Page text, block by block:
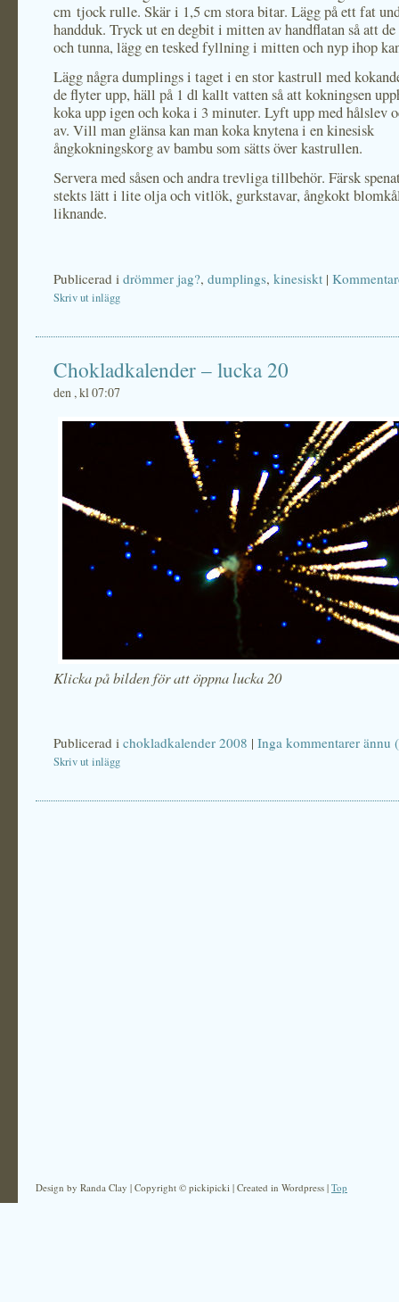
cm tjock rulle. Skär i 1,5 cm stora bitar. Lägg på ett fat
handduk. Tryck ut en degbit i mitten av handflatan så att
och tunna, lägg en tesked fyllning i mitten och nyp ihop
Lägg några dumplings i taget i en stor kastrull med
de flyter upp, häll på 1 dl kallt vatten så att kokningsen
koka upp igen och koka i 3 minuter. Lyft upp med hålslev
av. Vill man glänsa kan man koka knytena i en kinesisk
ångkokningskorg av bambu som sätts över kastrullen.
Servera med såsen och andra trevliga tillbehör. Färsk
stekts lätt i lite olja och vitlök, gurkstavar, ångkokt
liknande.
Publicerad i drömmer jag?, dumplings, kinesiskt |
Skriv ut inlägg
Chokladkalender – lucka 20
den , kl 07:07
Klicka på bilden för att öppna lucka 20
Publicerad i chokladkalender 2008 | Inga kommentarer ännu
Skriv ut inlägg
Design by Randa Clay | Copyright © pickipicki | Created in Wordpress | Top